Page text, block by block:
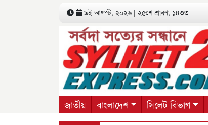
৯ই আগস্ট, ২০২৬ | ২৫শে শ্রাবণ, ১৪৩৩
জাতীয় বাংলাদেশ সিলেট বিভাগ